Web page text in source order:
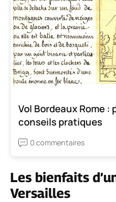
Vol Bordeaux Rome :
conseils pratiques
0 commentaires
Les bienfaits
Versailles